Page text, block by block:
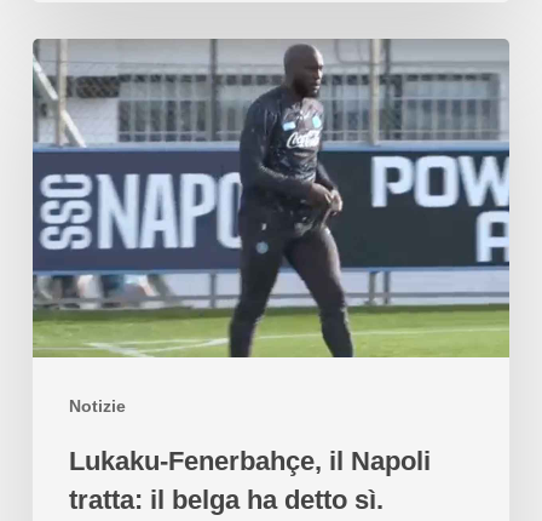
Notizie
Lukaku-Fenerbahçe, il Napoli
tratta: il belga ha detto sì.